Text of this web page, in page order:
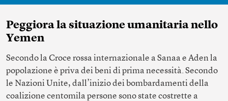
Peggiora la situazione umanitaria nello
Yemen
Secondo la Croce rossa internazionale a Sanaa e Aden la
popolazione è priva dei beni di prima necessità. Secondo
le Nazioni Unite, dall’inizio dei bombardamenti della
coalizione centomila persone sono state costrette a